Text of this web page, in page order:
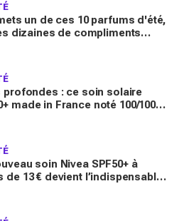
un de ces 10 parfums d'été,
dizaines de compliments
profondes : ce soin solaire
made in France noté 100/100
soin Nivea SPF50+ à
de 13 € devient l’indispensable